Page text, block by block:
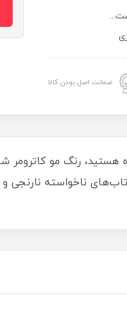
ضمانت اصل بودن کالا
ناخواسته نارنجی و